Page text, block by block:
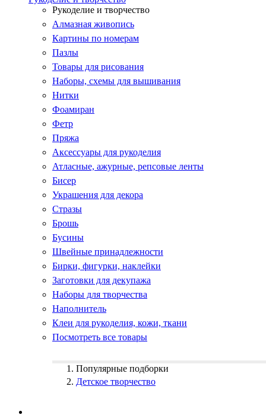
Рукоделие и творчество
Алмазная живопись
Картины по номерам
Пазлы
Товары для рисования
Наборы, схемы для вышивания
Нитки
Фоамиран
Фетр
Пряжа
Аксессуары для рукоделия
Атласные, ажурные, репсовые ленты
Бисер
Украшения для декора
Стразы
Брошь
Бусины
Швейные принадлежности
Бирки, фигурки, наклейки
Заготовки для декупажа
Наборы для творчества
Наполнитель
Клеи для рукоделия, кожи, ткани
Посмотреть все товары
Популярные подборки
Детское творчество